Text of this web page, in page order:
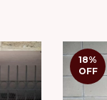
18%
OFF